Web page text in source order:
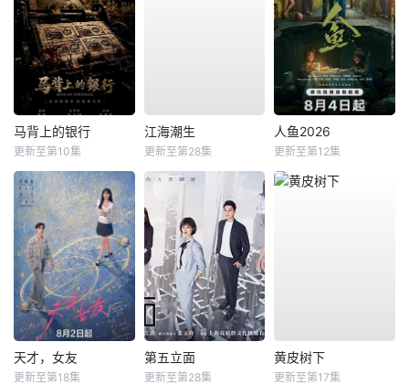
马背上的银行
更新至第10集
江海潮生
更新至第28集
人鱼2026
更新至第12集
天才，女友
更新至第18集
第五立面
更新至第28集
黄皮树下
更新至第17集